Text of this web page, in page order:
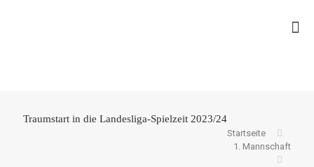
Traumstart in die Landesliga-Spielzeit 2023/24
Startseite
1. Mannschaft